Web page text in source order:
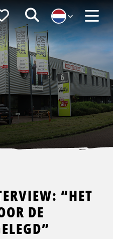
FavorietenZoeken
Menu
“HET
DE